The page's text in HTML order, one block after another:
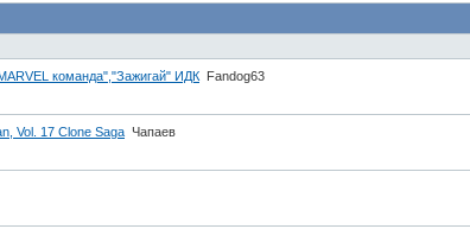
команда","Зажигай" ИДК Fandog63
Vol. 17 Clone Saga Чапаев